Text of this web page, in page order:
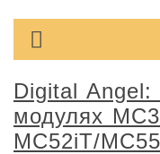
Digital Angel:
модулях
MC52iT/